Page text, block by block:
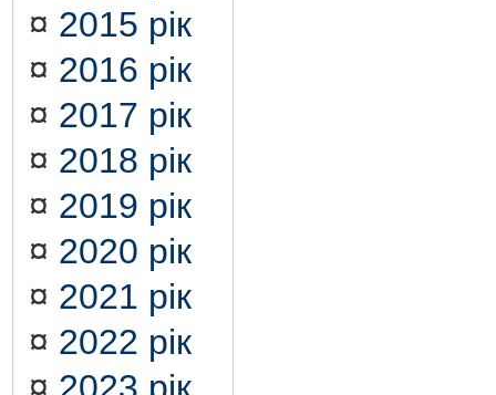
¤ 2015 рік
¤ 2016 рік
¤ 2017 рік
¤ 2018 рік
¤ 2019 рік
¤ 2020 рік
¤ 2021 рік
¤ 2022 рік